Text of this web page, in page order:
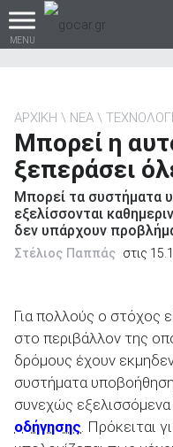
MENU
Βρες τα
Καινούρια
ΑΡΧΙΚΗ ΝΕΑ
Μπορεί η
ξεπεράσει
Μπορεί τα συστήματα
εξελίσσονται
δεν υπάρχουν
Στέλιος Παππάς στις
Για πολλούς ο στόχος
στο περιβάλλον της
δρόμους έχουν
συστήματα
συνεχώς
οδήγησης . Πρόκειται